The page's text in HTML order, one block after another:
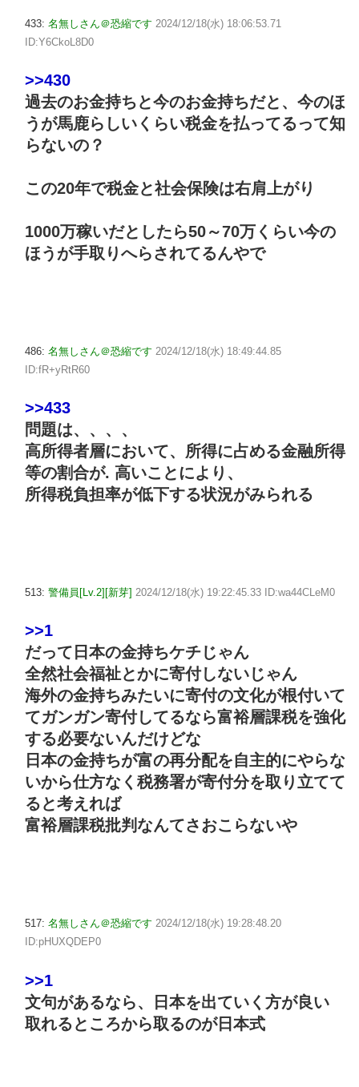
433: 名無しさん＠恐縮です 2024/12/18(水) 18:06:53.71
ID:Y6CkoL8D0
>>430
過去のお金持ちと今のお金持ちだと、今のほ
うが馬鹿らしいくらい税金を払ってるって知
らないの？
この20年で税金と社会保険は右肩上がり
1000万稼いだとしたら50～70万くらい今の
ほうが手取りへらされてるんやで
486: 名無しさん＠恐縮です 2024/12/18(水) 18:49:44.85
ID:fR+yRtR60
>>433
問題は、、、、
高所得者層において、所得に占める金融所得
等の割合が. 高いことにより、
所得税負担率が低下する状況がみられる
513: 警備員[Lv.2][新芽] 2024/12/18(水) 19:22:45.33 ID:wa44CLeM0
>>1
だって日本の金持ちケチじゃん
全然社会福祉とかに寄付しないじゃん
海外の金持ちみたいに寄付の文化が根付いて
てガンガン寄付してるなら富裕層課税を強化
する必要ないんだけどな
日本の金持ちが富の再分配を自主的にやらな
いから仕方なく税務署が寄付分を取り立てて
ると考えれば
富裕層課税批判なんてさおこらないや
517: 名無しさん＠恐縮です 2024/12/18(水) 19:28:48.20
ID:pHUXQDEP0
>>1
文句があるなら、日本を出ていく方が良い
取れるところから取るのが日本式